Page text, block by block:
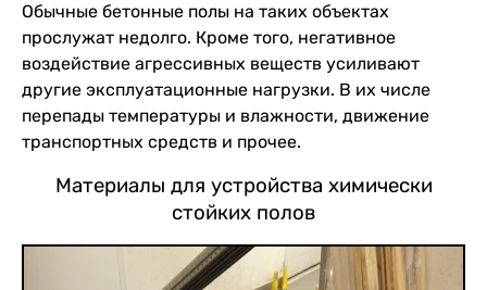
Обычные бетонные полы на таких объектах
прослужат недолго. Кроме того, негативное
воздействие агрессивных веществ усиливают
другие эксплуатационные нагрузки. В их числе
перепады температуры и влажности, движение
транспортных средств и прочее.
Материалы для устройства химически
стойких полов